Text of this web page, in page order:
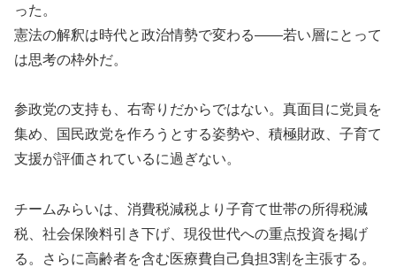
った。
憲法の解釈は時代と政治情勢で変わる――若い層にとって
は思考の枠外だ。
参政党の支持も、右寄りだからではない。真面目に党員を
集め、国民政党を作ろうとする姿勢や、積極財政、子育て
支援が評価されているに過ぎない。
チームみらいは、消費税減税より子育て世帯の所得税減
税、社会保険料引き下げ、現役世代への重点投資を掲げ
る。さらに高齢者を含む医療費自己負担3割を主張する。